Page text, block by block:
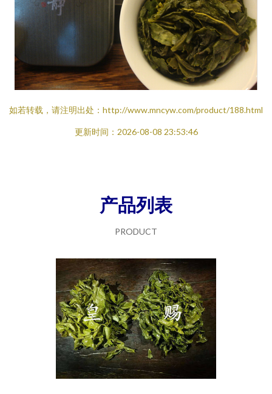
如若转载，请注明出处：http://www.mncyw.com/product/188.html
更新时间：2026-08-08 23:53:46
产品列表
PRODUCT